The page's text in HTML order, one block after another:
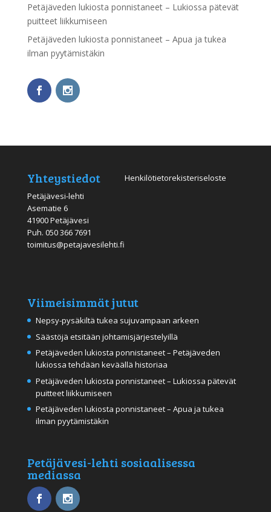
Petäjäveden lukiosta ponnistaneet – Lukiossa pätevät
puitteet liikkumiseen
Petäjäveden lukiosta ponnistaneet – Apua ja tukea
ilman pyytämistäkin
Yhteystiedot
Petäjävesi-lehti
Asematie 6
41900 Petäjävesi
Puh. 050 366 7691
toimitus@petajavesilehti.fi
Henkilötietorekisteriseloste
Viimeisimmät jutut
Nepsy-pysäkiltä tukea sujuvampaan arkeen
Säästöjä etsitään johtamisjärjestelyillä
Petäjäveden lukiosta ponnistaneet – Petäjäveden
lukiossa tehdään keväällä historiaa
Petäjäveden lukiosta ponnistaneet – Lukiossa pätevät
puitteet liikkumiseen
Petäjäveden lukiosta ponnistaneet – Apua ja tukea
ilman pyytämistäkin
Petäjävesi-lehti sosiaalisessa
mediassa